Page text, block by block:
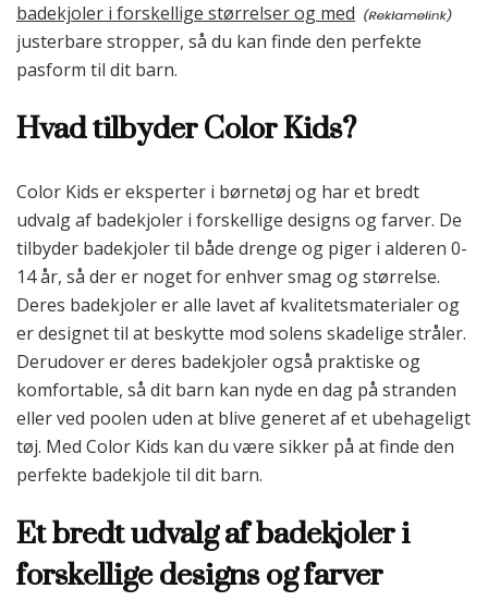
badekjoler i forskellige størrelser og med
justerbare stropper, så du kan finde den perfekte
pasform til dit barn.
Hvad tilbyder Color Kids?
Color Kids er eksperter i børnetøj og har et bredt
udvalg af badekjoler i forskellige designs og farver. De
tilbyder badekjoler til både drenge og piger i alderen 0-
14 år, så der er noget for enhver smag og størrelse.
Deres badekjoler er alle lavet af kvalitetsmaterialer og
er designet til at beskytte mod solens skadelige stråler.
Derudover er deres badekjoler også praktiske og
komfortable, så dit barn kan nyde en dag på stranden
eller ved poolen uden at blive generet af et ubehageligt
tøj. Med Color Kids kan du være sikker på at finde den
perfekte badekjole til dit barn.
Et bredt udvalg af badekjoler i
forskellige designs og farver